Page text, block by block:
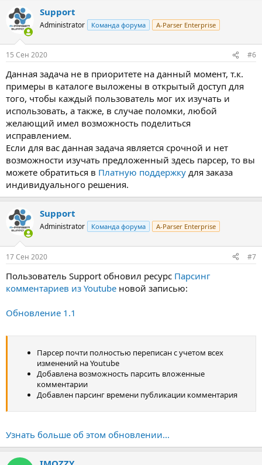
Support
Administrator Команда форума A-Parser Enterprise
15 Сен 2020 #6
Данная задача не в приоритете на данный момент, т.к.
примеры в каталоге выложены в открытый доступ для
того, чтобы каждый пользователь мог их изучать и
использовать, а также, в случае поломки, любой
желающий имел возможность поделиться
исправлением.
Если для вас данная задача является срочной и нет
возможности изучать предложенный здесь парсер, то вы
можете обратиться в Платную поддержку для заказа
индивидуального решения.
Support
Administrator Команда форума A-Parser Enterprise
17 Сен 2020 #7
Пользователь Support обновил ресурс Парсинг
комментариев из Youtube новой записью:
Обновление 1.1
Парсер почти полностью переписан с учетом всех
изменений на Youtube
Добавлена возможность парсить вложенные
комментарии
Добавлен парсинг времени публикации комментария
Узнать больше об этом обновлении...